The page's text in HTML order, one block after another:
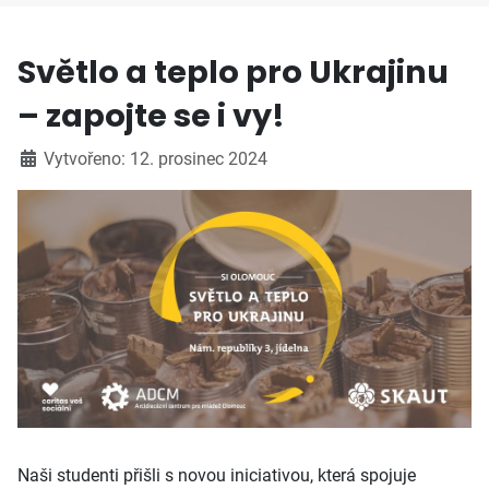
Světlo a teplo pro Ukrajinu
– zapojte se i vy!
Vytvořeno: 12. prosinec 2024
Naši studenti přišli s novou iniciativou, která spojuje